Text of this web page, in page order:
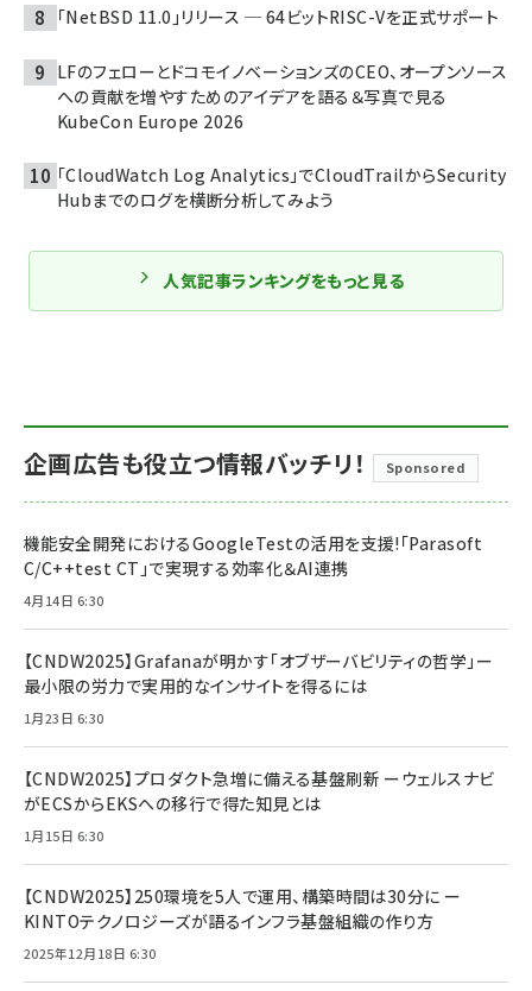
「NetBSD 11.0」リリース ─ 64ビットRISC-Vを正式サポート
LFのフェローとドコモイノベーションズのCEO、オープンソース
への貢献を増やすためのアイデアを語る＆写真で見る
KubeCon Europe 2026
「CloudWatch Log Analytics」でCloudTrailからSecurity
Hubまでのログを横断分析してみよう
人気記事ランキングをもっと見る
企画広告も役立つ情報バッチリ！ Sponsored
機能安全開発におけるGoogleTestの活用を支援!「Parasoft
C/C++test CT」で実現する効率化＆AI連携
4月14日 6:30
【CNDW2025】Grafanaが明かす「オブザーバビリティの哲学」ー
最小限の労力で実用的なインサイトを得るには
1月23日 6:30
【CNDW2025】プロダクト急増に備える基盤刷新 ーウェルスナビ
がECSからEKSへの移行で得た知見とは
1月15日 6:30
【CNDW2025】250環境を5人で運用、構築時間は30分に ー
KINTOテクノロジーズが語るインフラ基盤組織の作り方
2025年12月18日 6:30